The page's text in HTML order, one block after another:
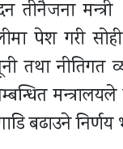
तीनैजना
पेश गरी
तथा
बढाउने